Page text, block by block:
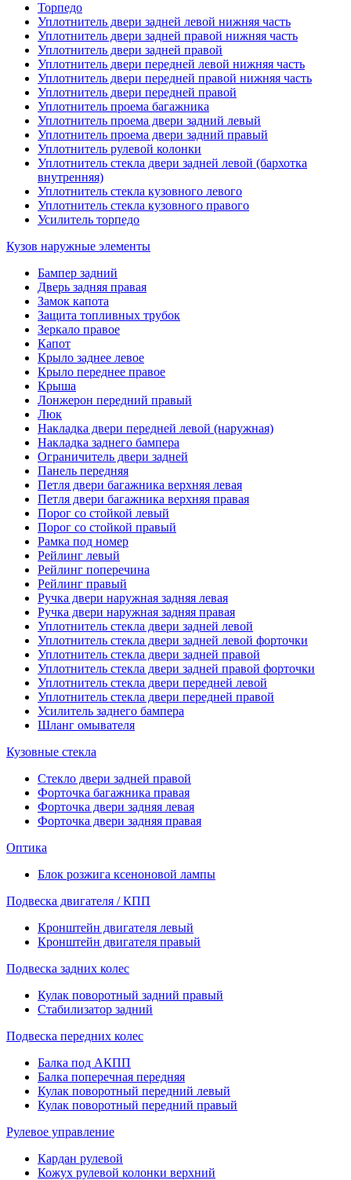
Торпедо
Уплотнитель двери задней левой нижняя часть
Уплотнитель двери задней правой нижняя часть
Уплотнитель двери задней правой
Уплотнитель двери передней левой нижняя часть
Уплотнитель двери передней правой нижняя часть
Уплотнитель двери передней правой
Уплотнитель проема багажника
Уплотнитель проема двери задний левый
Уплотнитель проема двери задний правый
Уплотнитель рулевой колонки
Уплотнитель стекла двери задней левой (бархотка
внутренняя)
Уплотнитель стекла кузовного левого
Уплотнитель стекла кузовного правого
Усилитель торпедо
Кузов наружные элементы
Бампер задний
Дверь задняя правая
Замок капота
Защита топливных трубок
Зеркало правое
Капот
Крыло заднее левое
Крыло переднее правое
Крыша
Лонжерон передний правый
Люк
Накладка двери передней левой (наружная)
Накладка заднего бампера
Ограничитель двери задней
Панель передняя
Петля двери багажника верхняя левая
Петля двери багажника верхняя правая
Порог со стойкой левый
Порог со стойкой правый
Рамка под номер
Рейлинг левый
Рейлинг поперечина
Рейлинг правый
Ручка двери наружная задняя левая
Ручка двери наружная задняя правая
Уплотнитель стекла двери задней левой
Уплотнитель стекла двери задней левой форточки
Уплотнитель стекла двери задней правой
Уплотнитель стекла двери задней правой форточки
Уплотнитель стекла двери передней левой
Уплотнитель стекла двери передней правой
Усилитель заднего бампера
Шланг омывателя
Кузовные стекла
Стекло двери задней правой
Форточка багажника правая
Форточка двери задняя левая
Форточка двери задняя правая
Оптика
Блок розжига ксеноновой лампы
Подвеска двигателя / КПП
Кронштейн двигателя левый
Кронштейн двигателя правый
Подвеска задних колес
Кулак поворотный задний правый
Стабилизатор задний
Подвеска передних колес
Балка под АКПП
Балка поперечная передняя
Кулак поворотный передний левый
Кулак поворотный передний правый
Рулевое управление
Кардан рулевой
Кожух рулевой колонки верхний